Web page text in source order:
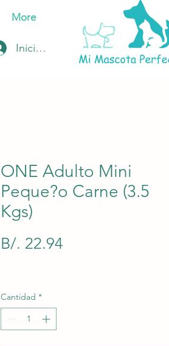
More
Iniciar sesión
ONE Adulto Mini
Peque?o Carne (3.5
Kgs)
B/. 22.94
Cantidad *